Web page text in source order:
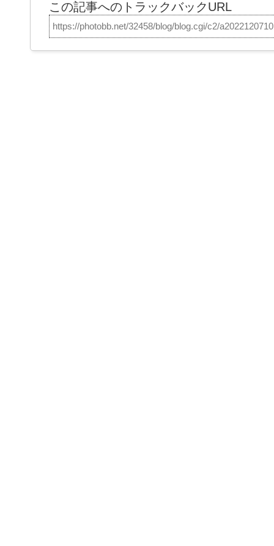
この記事へのトラックバックURL
https://photobb.net/32458/blog/blog.cgi/c2/